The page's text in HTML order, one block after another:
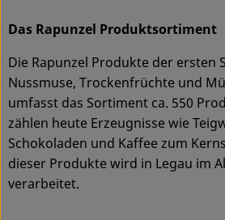
Das Rapunzel Produktsortiment
Die Rapunzel Produkte der ersten
Nussmuse, Trockenfrüchte und
umfasst das Sortiment ca. 550
zählen heute Erzeugnisse wie
Schokoladen und Kaffee zum
dieser Produkte wird in Legau im
verarbeitet.